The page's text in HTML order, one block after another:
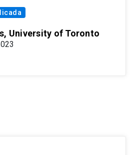
University of Toronto